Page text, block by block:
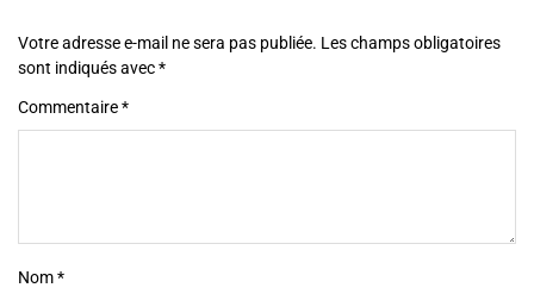
Votre adresse e-mail ne sera pas publiée. Les champs obligatoires
sont indiqués avec*
Commentaire*
Nom*